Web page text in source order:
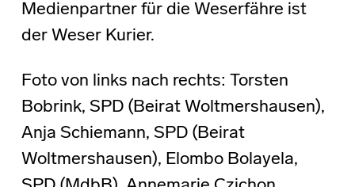
Medienpartner für die Weserfähre ist
der Weser Kurier.
Foto von links nach rechts: Torsten
Bobrink, SPD (Beirat Woltmershausen),
Anja Schiemann, SPD (Beirat
Woltmershausen), Elombo Bolayela,